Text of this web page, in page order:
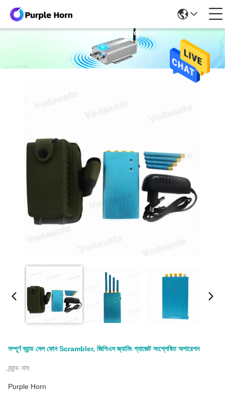
পণ্যের বিবরণ
সম্পূর্ণ ব্যান্ড সেল ফোন Scrambler, জিপিএস জ্যামিং গ্যাজেট সংশ্লেষিত অপারেশন
ব্র্যান্ড নাম:
Purple Horn